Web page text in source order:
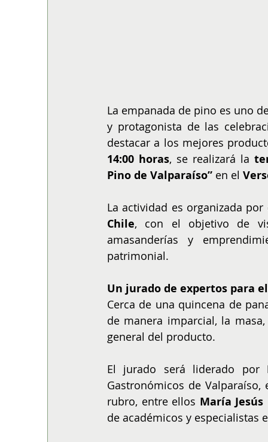
La empanada de pino es uno
y protagonista de las
destacar a los mejores
14:00 horas, se realizará la
Pino de Valparaíso” en el
La actividad es organizada por
Chile, con el objetivo de
amasanderías y
patrimonial.
Un jurado de expertos para
Cerca de una quincena de
de manera imparcial, la
general del producto.
El jurado será liderado por
Gastronómicos de
rubro, entre ellos María
de académicos y especialistas